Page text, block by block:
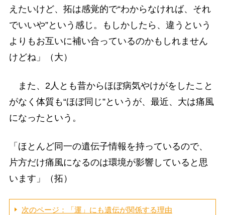
えたいけど、拓は感覚的で“わからなければ、それ
でいいや”という感じ。もしかしたら、違うという
よりもお互いに補い合っているのかもしれません
けどね」（大）
また、2人とも昔からほぼ病気やけがをしたこと
がなく体質も“ほぼ同じ”というが、最近、大は痛風
になったという。
「ほとんど同一の遺伝子情報を持っているので、
片方だけ痛風になるのは環境が影響していると思
います」（拓）
次のページ：「運」にも遺伝が関係する理由